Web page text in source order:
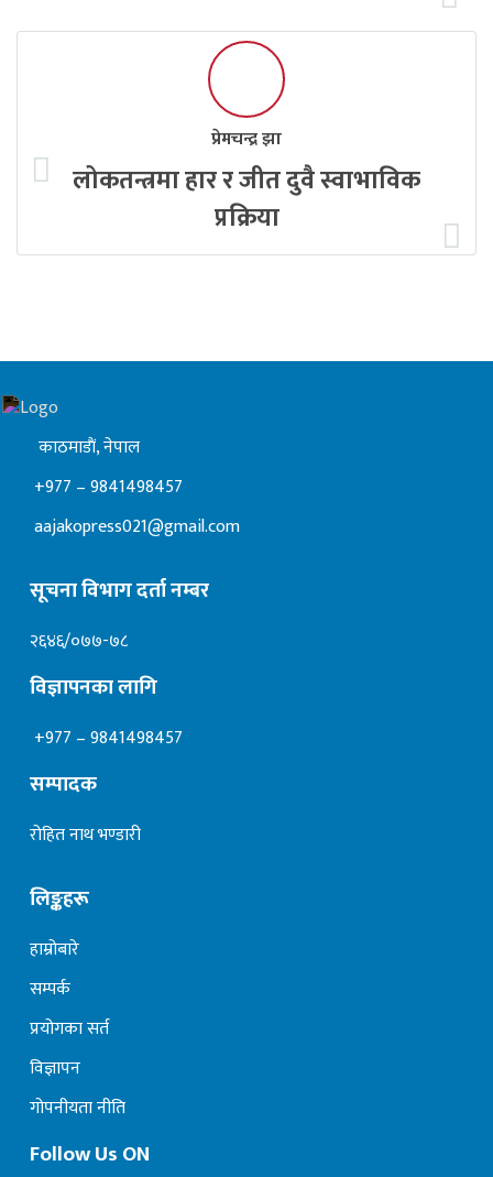
प्रेमचन्द्र झा
लोकतन्त्रमा हार र जीत दुवै स्वाभाविक
प्रक्रिया
काठमाडाैं, नेपाल
+977 – 9841498457
aajakopress021@gmail.com
सूचना विभाग दर्ता नम्बर
२६४६/०७७-७८
विज्ञापनका लागि
+977 – 9841498457
सम्पादक
रोहित नाथ भण्डारी
लिङ्कहरू
हाम्रोबारे
सम्पर्क
प्रयोगका सर्त
विज्ञापन
गोपनीयता नीति
Follow Us ON